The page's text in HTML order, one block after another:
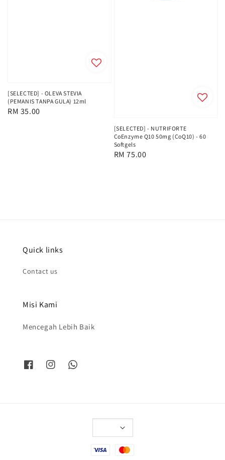
[SELECTED] - OLEVA STEVIA
(PEMANIS TANPA GULA) 12ml
Regular
RM 35.00
[SELECTED] - NUTRIFORTE
CoEnzyme Q10 50mg (CoQ10) - 60
Softgels
Regular
RM 75.00
Quick links
Contact us
Misi Kami
Mencegah Lebih Baik